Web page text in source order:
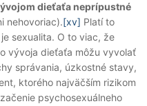
dieťaťa neprípustné
nehovoriac).[xv] Platí to
sexualita. O to viac, že
vývoja dieťaťa môžu vyvolať
správania, úzkostné stavy,
ktorého najväčším rizikom
psychosexuálneho